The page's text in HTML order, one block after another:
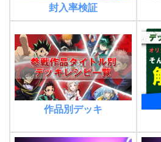
封入率検証
作品別デッキ